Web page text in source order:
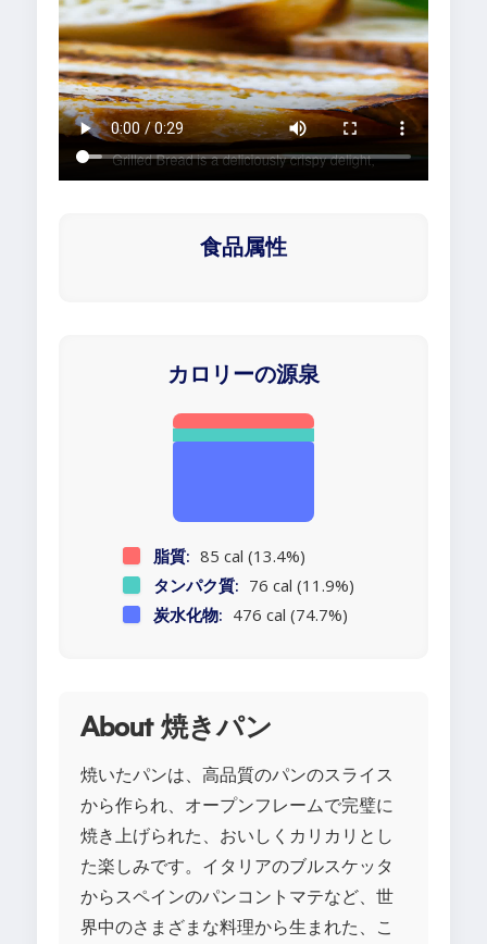
食品属性
カロリーの源泉
脂質: 85 cal (13.4%)
タンパク質: 76 cal (11.9%)
炭水化物: 476 cal (74.7%)
About 焼きパン
焼いたパンは、高品質のパンのスライス
から作られ、オープンフレームで完璧に
焼き上げられた、おいしくカリカリとし
た楽しみです。イタリアのブルスケッタ
からスペインのパンコントマテなど、世
界中のさまざまな料理から生まれた、こ